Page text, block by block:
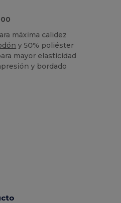
máxima calidez
y 50% poliéster
mayor elasticidad
y bordado